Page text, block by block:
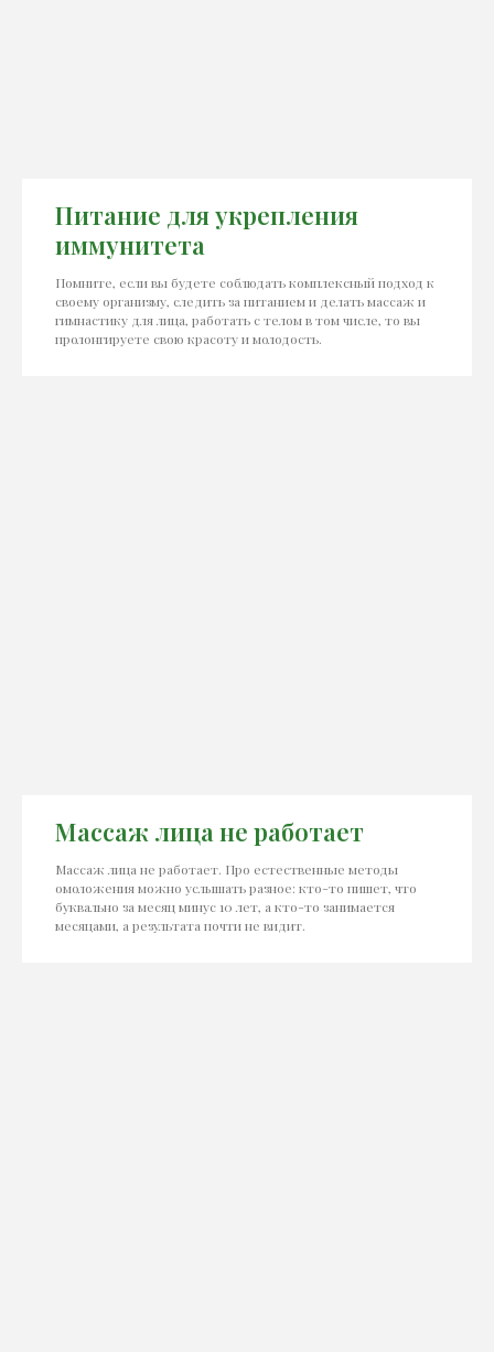
Питание для укрепления
иммунитета
Помните, если вы будете соблюдать комплексный подход к
своему организму, следить за питанием и делать массаж и
гимнастику для лица, работать с телом в том числе, то вы
пролонгируете свою красоту и молодость.
Массаж лица не работает
Массаж лица не работает. Про естественные методы
омоложения можно услышать разное: кто-то пишет, что
буквально за месяц минус 10 лет, а кто-то занимается
месяцами, а результата почти не видит.